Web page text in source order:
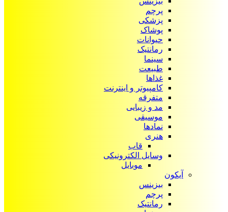
پرچم
پزشکی
پوشاک
حیوانات
رمانتیک
سینما
طبیعت
غذاها
کامپیوتر و اینترنت
متفرقه
مد و زیبایی
موسیقی
نمادها
هنری
قاب
وسایل الکترونیکی
موبایل
آیکون‌
بیزینس
پرچم
رمانتیک